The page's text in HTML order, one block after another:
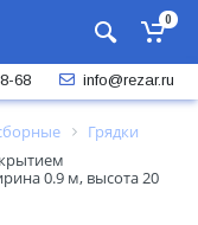
0
68 info@rezar.ru
Грядки
0.9 м, высота 20